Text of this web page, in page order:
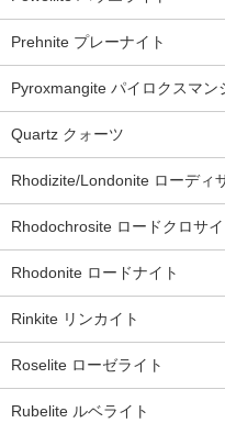
Prehnite プレーナイト
Pyroxmangite パイロクスマン
Quartz クォーツ
Rhodizite/Londonite ローディ
Rhodochrosite ロードクロサイ
Rhodonite ロードナイト
Rinkite リンカイト
Roselite ローゼライト
Rubelite ルベライト